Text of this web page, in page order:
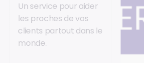
Un service pour aider
les proches de vos
clients partout dans le
monde.